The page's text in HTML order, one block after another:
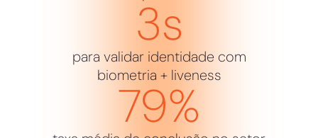
3s
para validar identidade com
biometria + liveness
79%